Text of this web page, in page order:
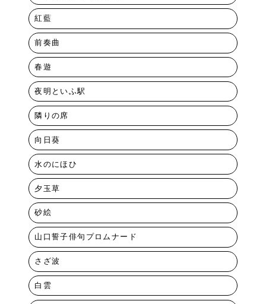
紅藍
前奏曲
春遊
夜明といふ駅
隣りの席
向日葵
水のにほひ
夕玉草
砂絵
山口誓子俳句プロムナード
さざ波
白雲